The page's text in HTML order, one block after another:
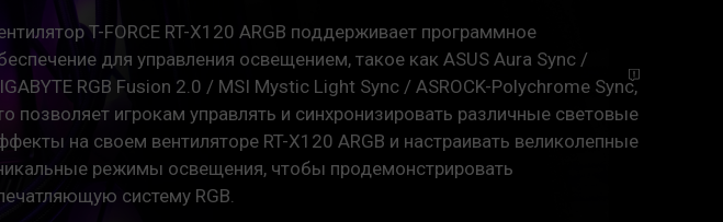
T-FORCE RT-X120 ARGB поддерживает программное
для управления освещением, такое как ASUS Aura Sync /
RGB Fusion 2.0 / MSI Mystic Light Sync / ASROCK-Polychrome Sync,
позволяет игрокам управлять и синхронизировать различные световые
на своем вентиляторе RT-X120 ARGB и настраивать великолепные
режимы освещения, чтобы продемонстрировать
систему RGB.